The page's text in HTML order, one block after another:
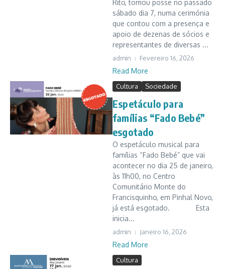
Rito, tomou posse no passado
sábado dia 7, numa cerimónia
que contou com a presença e
apoio de dezenas de sócios e
representantes de diversas ...
admin Fevereiro 16, 2026
Read More
Cultura Sociedade
Espetáculo para
famílias “Fado Bebé”
esgotado
O espetáculo musical para
famílias “Fado Bebé” que vai
acontecer no dia 25 de janeiro,
às 11h00, no Centro
Comunitário Monte do
Francisquinho, em Pinhal Novo,
já está esgotado. Esta
inicia...
admin Janeiro 16, 2026
Read More
Cultura